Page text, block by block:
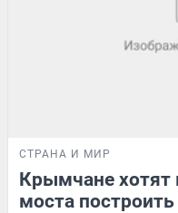
СТРАНА И МИР
Крымчане хотят
моста